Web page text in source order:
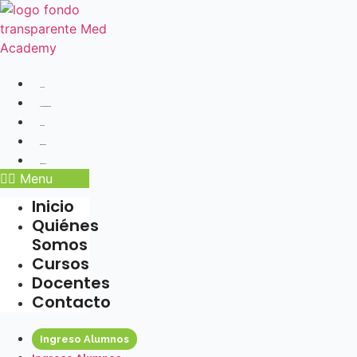
Ir
al
contenido
Menu
Inicio
Quiénes
Somos
Cursos
Docentes
Contacto
Ingreso Alumnos